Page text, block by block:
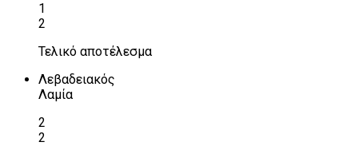
1
2
Τελικό αποτέλεσμα
Λεβαδειακός
Λαμία
2
2